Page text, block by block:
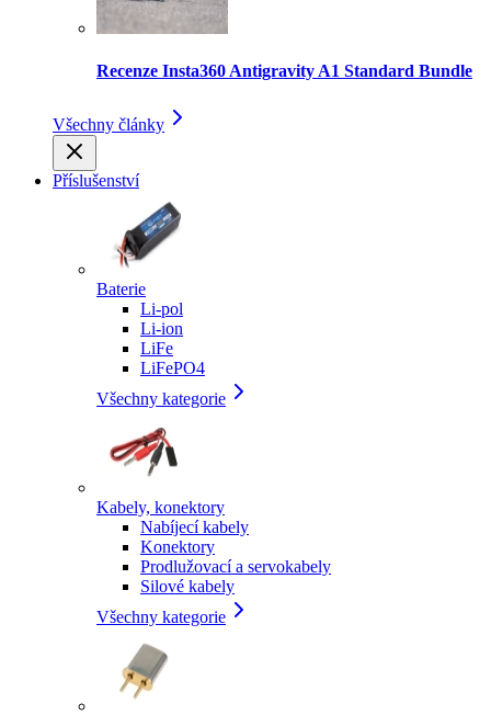
Recenze Insta360 Antigravity A1 Standard Bundle
Všechny články
Příslušenství
Baterie
Li-pol
Li-ion
LiFe
LiFePO4
Všechny kategorie
Kabely, konektory
Nabíjecí kabely
Konektory
Prodlužovací a servokabely
Silové kabely
Všechny kategorie